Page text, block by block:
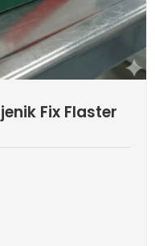
Fix Flaster